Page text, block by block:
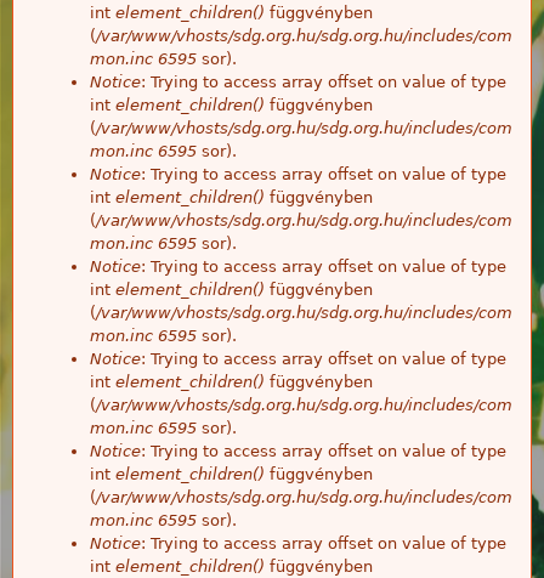
int element_children() függvényben
(/var/www/vhosts/sdg.org.hu/sdg.org.hu/includes/com
mon.inc 6595 sor).
Notice: Trying to access array offset on value of type
int element_children() függvényben
(/var/www/vhosts/sdg.org.hu/sdg.org.hu/includes/com
mon.inc 6595 sor).
Notice: Trying to access array offset on value of type
int element_children() függvényben
(/var/www/vhosts/sdg.org.hu/sdg.org.hu/includes/com
mon.inc 6595 sor).
Notice: Trying to access array offset on value of type
int element_children() függvényben
(/var/www/vhosts/sdg.org.hu/sdg.org.hu/includes/com
mon.inc 6595 sor).
Notice: Trying to access array offset on value of type
int element_children() függvényben
(/var/www/vhosts/sdg.org.hu/sdg.org.hu/includes/com
mon.inc 6595 sor).
Notice: Trying to access array offset on value of type
int element_children() függvényben
(/var/www/vhosts/sdg.org.hu/sdg.org.hu/includes/com
mon.inc 6595 sor).
Notice: Trying to access array offset on value of type
int element_children() függvényben